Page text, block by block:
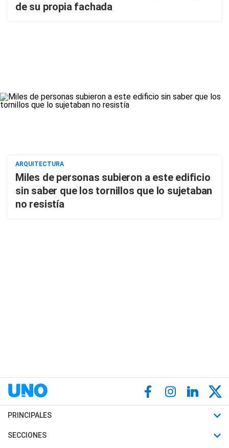
de su propia fachada
ARQUITECTURA
Miles de personas subieron a este edificio
sin saber que los tornillos que lo sujetaban
no resistía
PRINCIPALES
Últimas Noticias
SECCIONES